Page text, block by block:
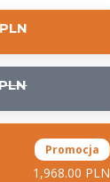
PLN
Promocja
1,968.00 PLN